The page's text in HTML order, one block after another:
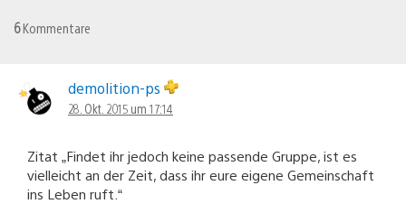
6Kommentare
demolition-ps
28. Okt. 2015 um 17:14
Zitat „Findet ihr jedoch keine passende Gruppe, ist es
vielleicht an der Zeit, dass ihr eure eigene Gemeinschaft
ins Leben ruft.“